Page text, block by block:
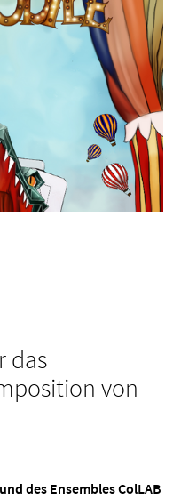
das
von
des Ensembles ColLAB